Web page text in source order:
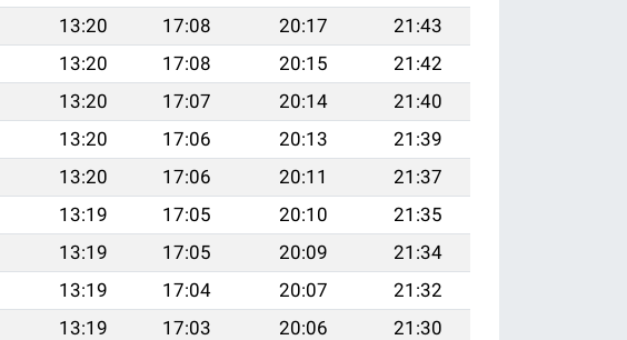
13:20 17:08 20:17
21:43
13:20 17:08 20:15
21:42
13:20 17:07 20:14
21:40
13:20 17:06 20:13
21:39
13:20 17:06 20:11
21:37
13:19 17:05 20:10
21:35
13:19 17:05 20:09
21:34
13:19 17:04 20:07
21:32
13:19 17:03 20:06
21:30